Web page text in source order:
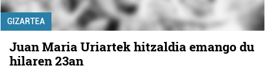
GIZARTEA
Juan Maria Uriartek hitzaldia emango du
hilaren 23an